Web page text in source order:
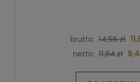
brutto: 14,56 zł
netto: 11,84 zł